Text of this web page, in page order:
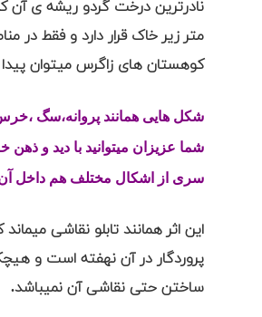
متر زیر خاک قرار دارد و فقط در
کوهستان های زاگرس میتوان پیدا
شکل هایی همانند پروانه،سگ
شما عزیزان میتوانید با دید و ذهن
سری از اشکال مختلف هم داخل آن
این اثر همانند تابلو نقاشی
پروردگار در آن نهفته است و
ساختن حتی نقاشی آن نمیباشد.